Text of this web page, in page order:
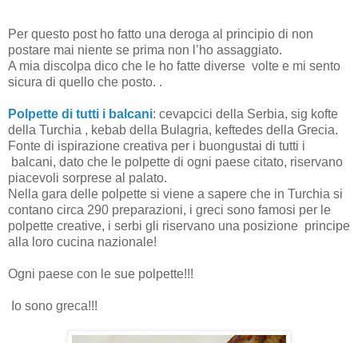
Per questo post ho fatto una deroga al principio di non
postare mai niente se prima non l’ho assaggiato.
A mia discolpa dico che le ho fatte diverse volte e mi sento
sicura di quello che posto. .
Polpette di tutti i balcani: cevapcici della Serbia, sig kofte
della Turchia , kebab della Bulagria, keftedes della Grecia.
Fonte di ispirazione creativa per i buongustai di tutti i
balcani, dato che le polpette di ogni paese citato, riservano
piacevoli sorprese al palato.
Nella gara delle polpette si viene a sapere che in Turchia si
contano circa 290 preparazioni, i greci sono famosi per le
polpette creative, i serbi gli riservano una posizione principe
alla loro cucina nazionale!
Ogni paese con le sue polpette!!!
o sono greca!!!